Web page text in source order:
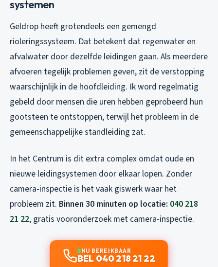
systemen
Geldrop heeft grotendeels een gemengd
rioleringssysteem. Dat betekent dat regenwater en
afvalwater door dezelfde leidingen gaan. Als meerdere
afvoeren tegelijk problemen geven, zit de verstopping
waarschijnlijk in de hoofdleiding. Ik word regelmatig
gebeld door mensen die uren hebben geprobeerd hun
gootsteen te ontstoppen, terwijl het probleem in de
gemeenschappelijke standleiding zat.
In het Centrum is dit extra complex omdat oude en
nieuwe leidingsystemen door elkaar lopen. Zonder
camera-inspectie is het vaak giswerk waar het
probleem zit. Binnen 30 minuten op locatie: 040 218
21 22, gratis vooronderzoek met camera-inspectie.
NU BEREIKBAAR
BEL 040 218 21 22